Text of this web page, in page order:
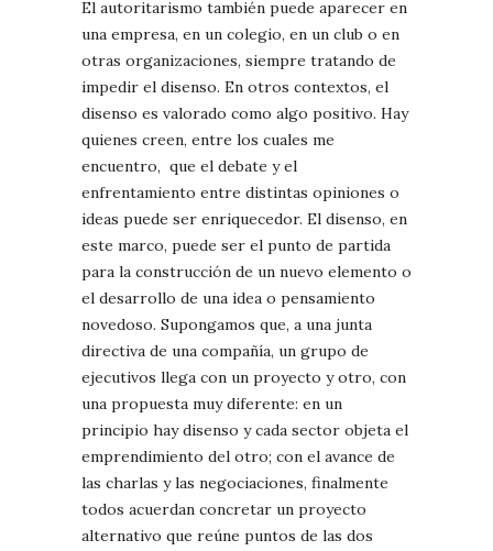
El autoritarismo también puede aparecer en
una empresa, en un colegio, en un club o en
otras organizaciones, siempre tratando de
impedir el disenso. En otros contextos, el
disenso es valorado como algo positivo. Hay
quienes creen, entre los cuales me
encuentro, que el debate y el
enfrentamiento entre distintas opiniones o
ideas puede ser enriquecedor. El disenso, en
este marco, puede ser el punto de partida
para la construcción de un nuevo elemento o
el desarrollo de una idea o pensamiento
novedoso. Supongamos que, a una junta
directiva de una compañía, un grupo de
ejecutivos llega con un proyecto y otro, con
una propuesta muy diferente: en un
principio hay disenso y cada sector objeta el
emprendimiento del otro; con el avance de
las charlas y las negociaciones, finalmente
todos acuerdan concretar un proyecto
alternativo que reúne puntos de las dos